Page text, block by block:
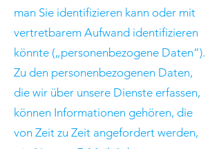
man Sie identifizieren kann oder mit
vertretbarem Aufwand identifizieren
könnte („personenbezogene Daten“).
Zu den personenbezogenen Daten,
die wir über unsere Dienste erfassen,
können Informationen gehören, die
von Zeit zu Zeit angefordert werden,